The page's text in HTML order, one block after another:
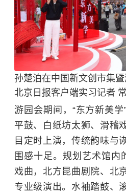
孙楚泊在中国新文创市集暨
北京日报客户端实习记者
游园会期间，“东方新美
平鼓、白纸坊太狮、滑稽
目定时上演，传统韵味与
围感十足。规划艺术馆内
戏曲，北方昆曲剧院、北
专业级演出。水袖踏鼓、